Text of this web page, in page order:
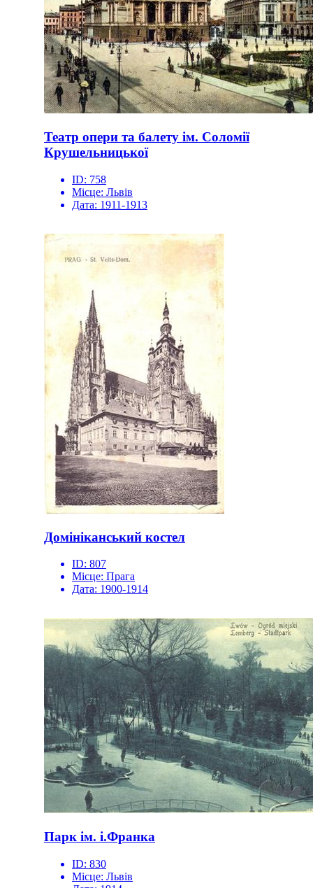
Театр опери та балету ім. Соломії
Крушельницької
ID: 758
Місце: Львів
Дата: 1911-1913
Домініканський костел
ID: 807
Місце: Прага
Дата: 1900-1914
Парк ім. і.Франка
ID: 830
Місце: Львів